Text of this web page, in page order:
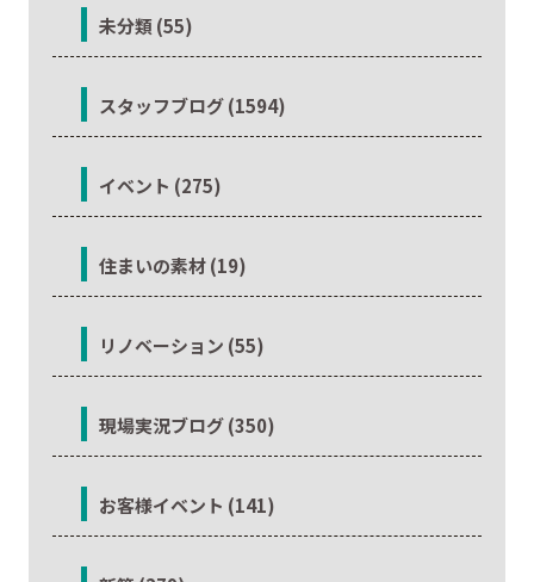
未分類 (55)
スタッフブログ (1594)
イベント (275)
住まいの素材 (19)
リノベーション (55)
現場実況ブログ (350)
お客様イベント (141)